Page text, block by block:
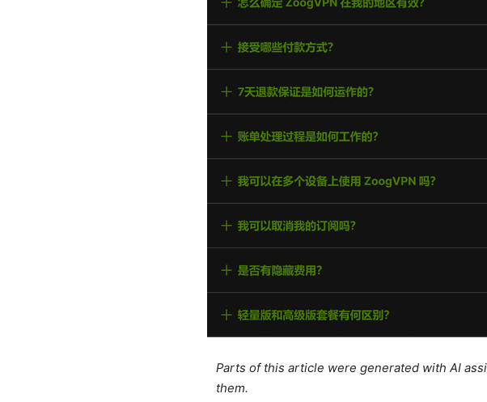
Parts of this article were generated with AI
them.